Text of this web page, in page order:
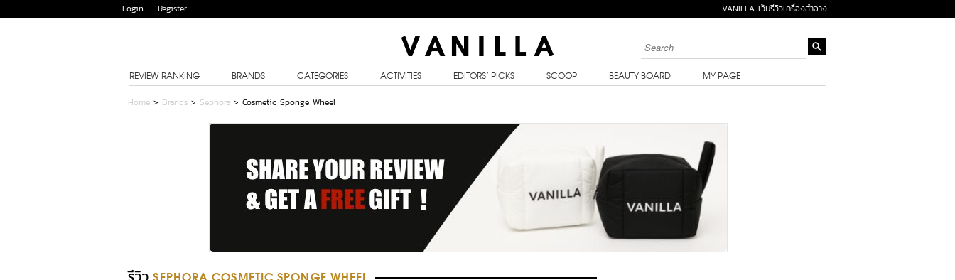
Login Register VANILLA เว็บรีวิวเครื่องสำอาง
REVIEW RANKING BRANDS CATEGORIES ACTIVITIES EDITORS’ PICKS SCOOP BEAUTY BOARD MY PAGE
Home > Brands > Sephora > Cosmetic Sponge Wheel